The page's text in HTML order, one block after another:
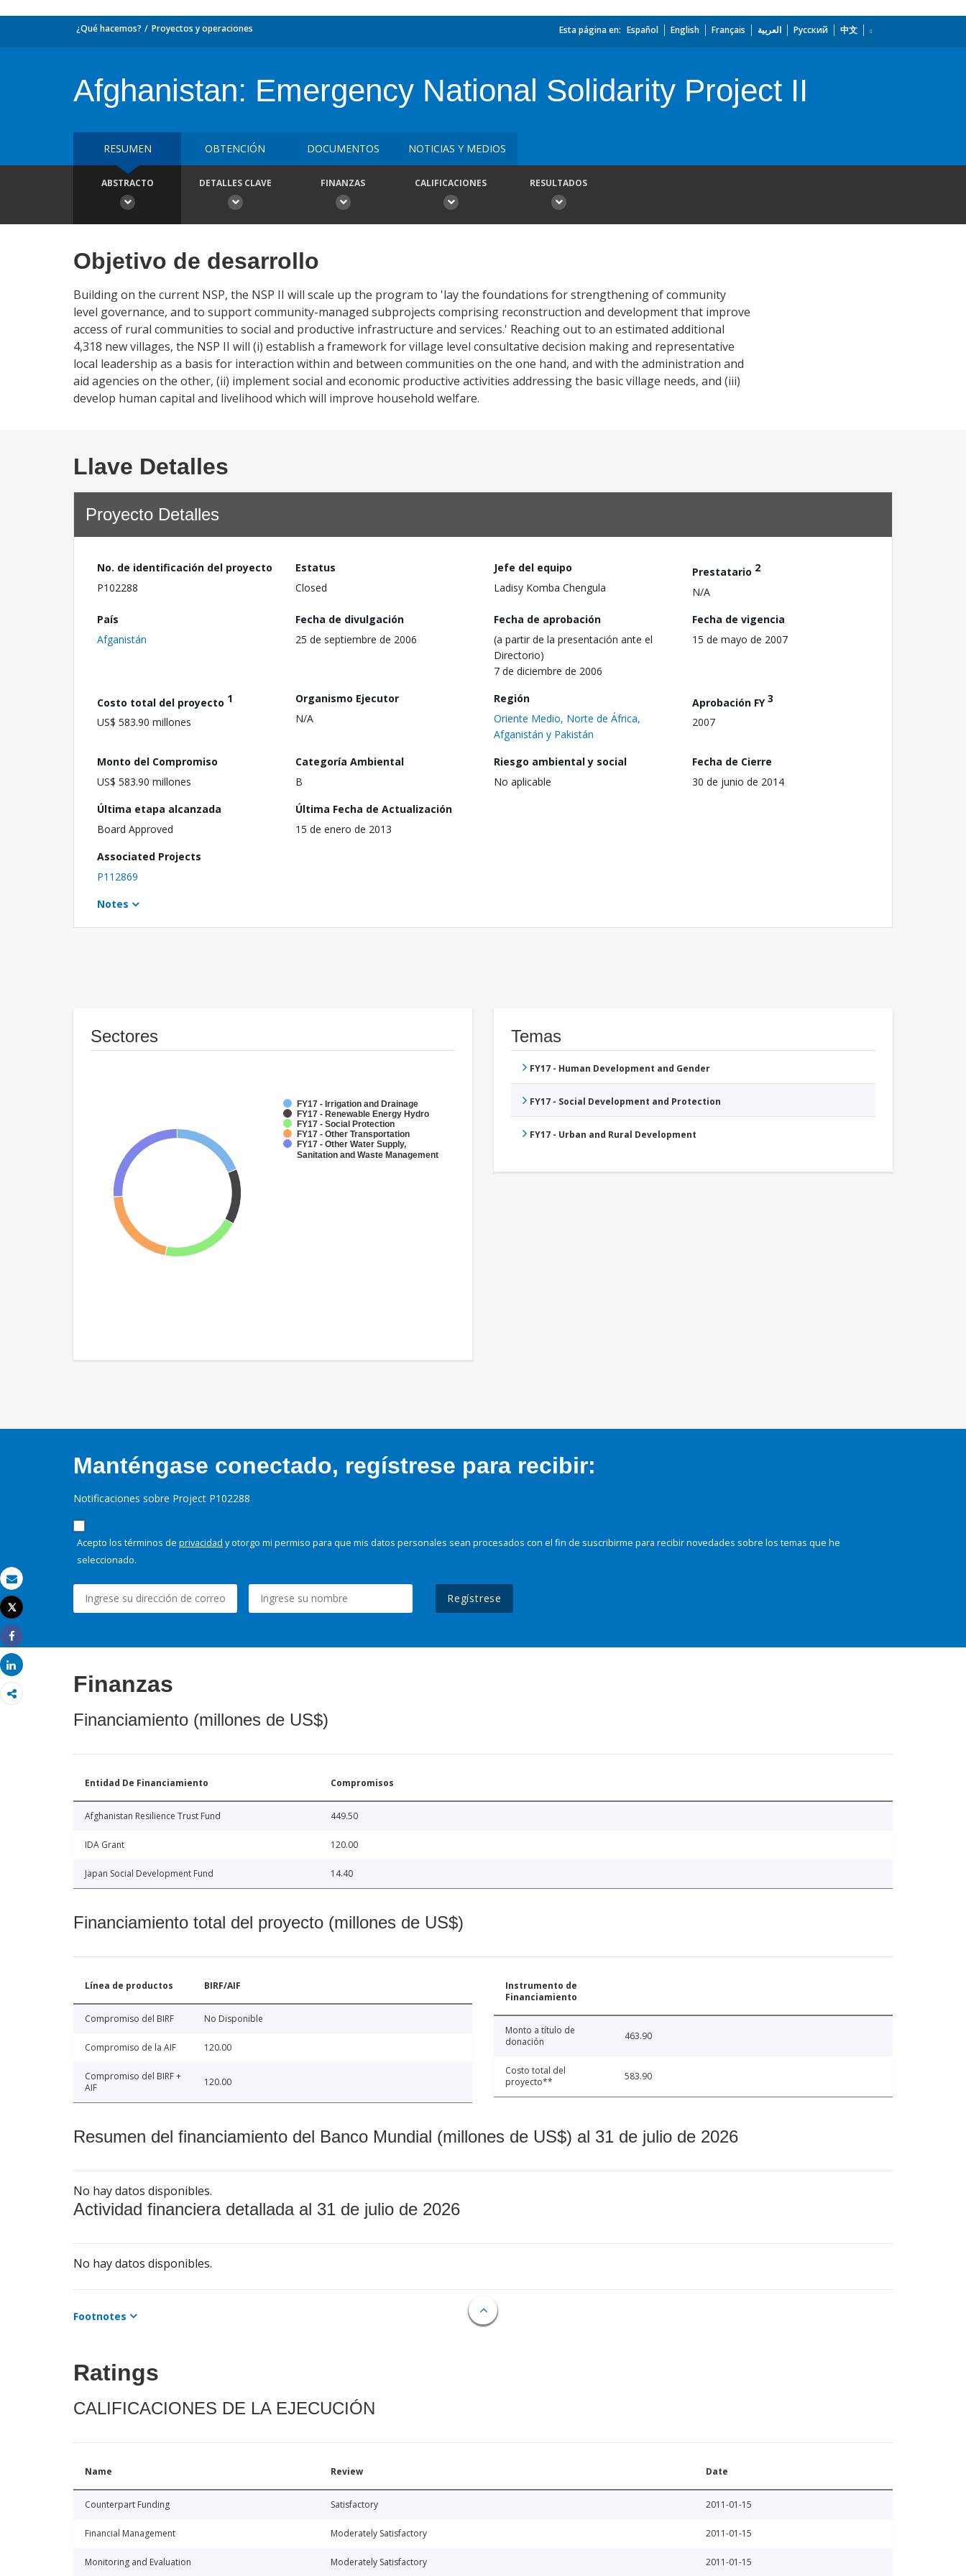
Correo electrónico
Imprimir
Tweet
Share
Share
¿Qué hacemos? Proyectos y operaciones Esta página en: Español English Français العربية Русский 中文
Afghanistan: Emergency National Solidarity Project II
RESUMEN OBTENCIÓN DOCUMENTOS NOTICIAS Y MEDIOS
ABSTRACTO DETALLES CLAVE FINANZAS CALIFICACIONES RESULTADOS
Objetivo de desarrollo
Building on the current NSP, the NSP II will scale up the program to 'lay the foundations for strengthening of community
level governance, and to support community-managed subprojects comprising reconstruction and development that improve
access of rural communities to social and productive infrastructure and services.' Reaching out to an estimated additional
4,318 new villages, the NSP II will (i) establish a framework for village level consultative decision making and representative
local leadership as a basis for interaction within and between communities on the one hand, and with the administration and
aid agencies on the other, (ii) implement social and economic productive activities addressing the basic village needs, and (iii)
develop human capital and livelihood which will improve household welfare.
Llave Detalles
Proyecto Detalles
No. de identificación del proyecto
P102288
Estatus
Closed
Jefe del equipo
Ladisy Komba Chengula
Prestatario 2
N/A
País
Afganistán
Fecha de divulgación
25 de septiembre de 2006
Fecha de aprobación
(a partir de la presentación ante el
Directorio)
7 de diciembre de 2006
Fecha de vigencia
15 de mayo de 2007
Costo total del proyecto 1
US$ 583.90 millones
Organismo Ejecutor
N/A
Región
Oriente Medio, Norte de África,
Afganistán y Pakistán
Aprobación FY3
2007
Monto del Compromiso
US$ 583.90 millones
Categoría Ambiental
B
Riesgo ambiental y social
No aplicable
Fecha de Cierre
30 de junio de 2014
Última etapa alcanzada
Board Approved
Última Fecha de Actualización
15 de enero de 2013
Associated Projects
P112869
Notes
Sectores
FY17 - Irrigation and Drainage
FY17 - Renewable Energy Hydro
FY17 - Social Protection
FY17 - Other Transportation
FY17 - Other Water Supply,
Sanitation and Waste Management
Temas
FY17 - Human Development and Gender
FY17 - Social Development and Protection
FY17 - Urban and Rural Development
Manténgase conectado, regístrese para recibir:
Notificaciones sobre Project P102288
Acepto los términos de privacidad y otorgo mi permiso para que mis datos personales sean procesados con el fin de suscribirme para recibir novedades sobre los temas que he
seleccionado.
Regístrese
Finanzas
Financiamiento (millones de US$)
Entidad De Financiamiento Compromisos
Afghanistan Resilience Trust Fund 449.50
IDA Grant 120.00
Japan Social Development Fund 14.40
Financiamiento total del proyecto (millones de US$)
Línea de productos BIRF/AIF
Compromiso del BIRF No Disponible
Compromiso de la AIF 120.00
Compromiso del BIRF +
AIF
120.00
Instrumento de
Financiamiento
Monto a título de
donación
463.90
Costo total del
proyecto**
583.90
Resumen del financiamiento del Banco Mundial (millones de US$) al 31 de julio de 2026
No hay datos disponibles.
Actividad financiera detallada al 31 de julio de 2026
No hay datos disponibles.
Footnotes
Ratings
CALIFICACIONES DE LA EJECUCIÓN
Name Review Date
Counterpart Funding Satisfactory 2011-01-15
Financial Management Moderately Satisfactory 2011-01-15
Monitoring and Evaluation Moderately Satisfactory 2011-01-15